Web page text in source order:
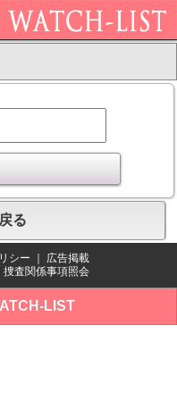
る
シー
広告掲載
捜査関係事項照会
LIST